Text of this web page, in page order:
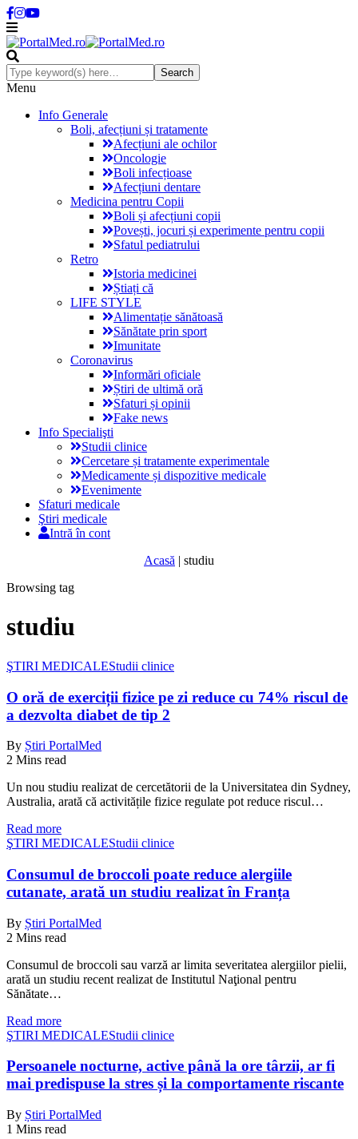
Menu
Info Generale
Boli, afecțiuni și tratamente
Afecțiuni ale ochilor
Oncologie
Boli infecțioase
Afecțiuni dentare
Medicina pentru Copii
Boli și afecțiuni copii
Povești, jocuri și experimente pentru copii
Sfatul pediatrului
Retro
Istoria medicinei
Știați că
LIFE STYLE
Alimentație sănătoasă
Sănătate prin sport
Imunitate
Coronavirus
Informări oficiale
Știri de ultimă oră
Sfaturi și opinii
Fake news
Info Specialişti
Studii clinice
Cercetare și tratamente experimentale
Medicamente și dispozitive medicale
Evenimente
Sfaturi medicale
Ştiri medicale
Intră în cont
Acasă | studiu
Browsing tag
studiu
ŞTIRI MEDICALEStudii clinice
O oră de exerciții fizice pe zi reduce cu 74% riscul de
a dezvolta diabet de tip 2
By Știri PortalMed
2 Mins read
Un nou studiu realizat de cercetătorii de la Universitatea din Sydney,
Australia, arată că activitățile fizice regulate pot reduce riscul…
Read more
ŞTIRI MEDICALEStudii clinice
Consumul de broccoli poate reduce alergiile
cutanate, arată un studiu realizat în Franța
By Știri PortalMed
2 Mins read
Consumul de broccoli sau varză ar limita severitatea alergiilor pielii,
arată un studiu recent realizat de Institutul Naţional pentru
Sănătate…
Read more
ŞTIRI MEDICALEStudii clinice
Persoanele nocturne, active până la ore târzii, ar fi
mai predispuse la stres și la comportamente riscante
By Știri PortalMed
1 Mins read